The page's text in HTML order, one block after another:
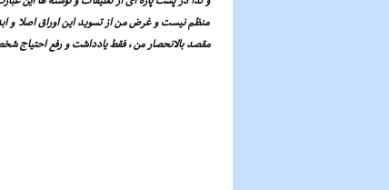
منظم نیست و غرض من از تسوید این اوراق اصلا و
مقصد بالانحصار من ، فقط یادداشت و رفع